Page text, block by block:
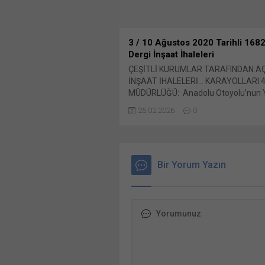
3 / 10 Ağustos 2020 Tarihli 1682
Dergi İnşaat İhaleleri
ÇEŞİTLİ KURUMLAR TARAFINDAN
İNŞAAT İHALELERİ… KARAYOLLARI
MÜDÜRLÜĞÜ: Anadolu Otoyolu’nun
ve Ankara Çevre Otoyolunun
pencerede açılır) LinkedIn
paylaşmak için tıklayın (Yeni
WhatsApp Facebook'ta paylaşmak
25.02.2026 0
Bir Yorum Yazın